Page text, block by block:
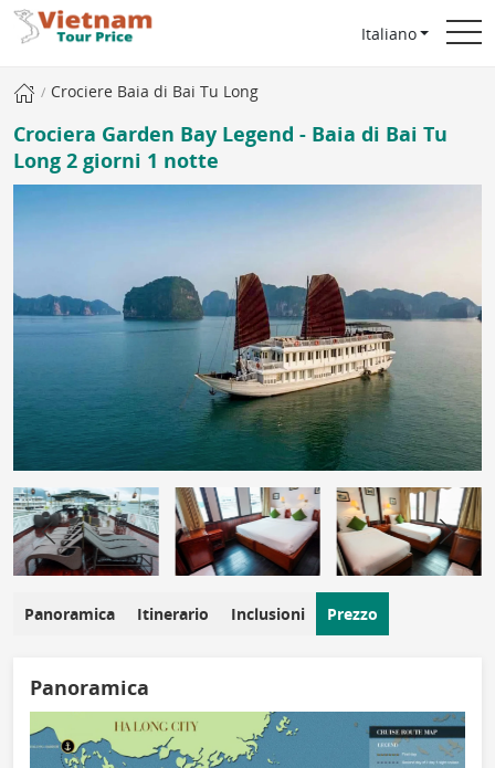
Italiano
Crociere Baia di Bai Tu Long
Crociera Garden Bay Legend - Baia di Bai Tu
Long 2 giorni 1 notte
Panoramica Itinerario Inclusioni Prezzo
Panoramica